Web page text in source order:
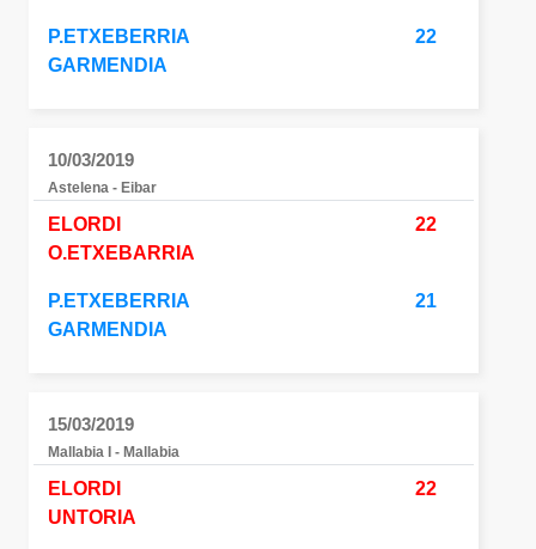
P.ETXEBERRIA
GARMENDIA
22
10/03/2019
Astelena - Eibar
ELORDI
O.ETXEBARRIA
22
P.ETXEBERRIA
GARMENDIA
21
15/03/2019
Mallabia I - Mallabia
ELORDI
UNTORIA
22